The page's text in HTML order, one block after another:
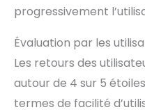
progressivement
Évaluation par les
Les retours des
autour de 4 sur 5
termes de facilité